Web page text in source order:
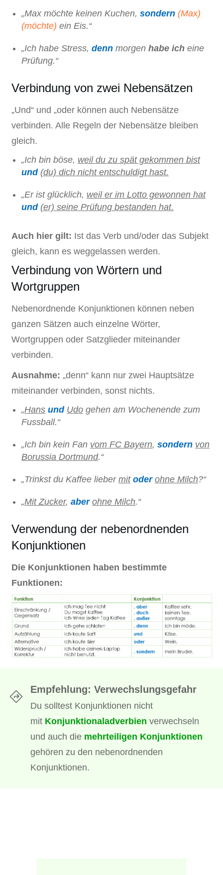
„Max möchte keinen Kuchen, sondern (Max)
(möchte) ein Eis.“
„Ich habe Stress, denn morgen habe ich eine
Prüfung.“
Verbindung von zwei Nebensätzen
„Und“ und „oder können auch Nebensätze
verbinden. Alle Regeln der Nebensätze bleiben
gleich.
„Ich bin böse, weil du zu spät gekommen bist
und (du) dich nicht entschuldigt hast.
„Er ist glücklich, weil er im Lotto gewonnen hat
und (er) seine Prüfung bestanden hat.
Auch hier gilt: Ist das Verb und/oder das Subjekt
gleich, kann es weggelassen werden.
Verbindung von Wörtern und
Wortgruppen
Nebenordnende Konjunktionen können neben
ganzen Sätzen auch einzelne Wörter,
Wortgruppen oder Satzglieder miteinander
verbinden.
Ausnahme: „denn“ kann nur zwei Hauptsätze
miteinander verbinden, sonst nichts.
„Hans und Udo gehen am Wochenende zum
Fussball.“
„Ich bin kein Fan vom FC Bayern, sondern von
Borussia Dortmund.“
„Trinkst du Kaffee lieber mit oder ohne Milch?“
„Mit Zucker, aber ohne Milch.“
Verwendung der nebenordnenden
Konjunktionen
Die Konjunktionen haben bestimmte
Funktionen:
Empfehlung: Verwechslungsgefahr
Du solltest Konjunktionen nicht
mit Konjunktionaladverbien verwechseln
und auch die mehrteiligen Konjunktionen
gehören zu den nebenordnenden
Konjunktionen.